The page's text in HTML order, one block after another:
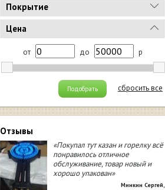
Покрытие
Цена
от до р
сбросить все
Подобрать
Отзывы
«Покупал тут казан и горелку всё
понравилось отличное
обслуживание, товар новый и
хорошо упакован»
Минкин Сергей,